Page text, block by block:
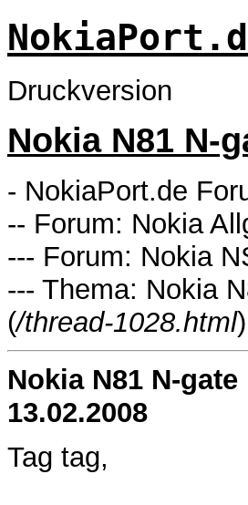
Druckversion
Nokia N81 N-
- NokiaPort.de
-- Forum: Nokia
--- Forum: Nokia
--- Thema: Nokia
(/thread-1028.html)
Nokia N81 N-
13.02.2008
Tag tag,